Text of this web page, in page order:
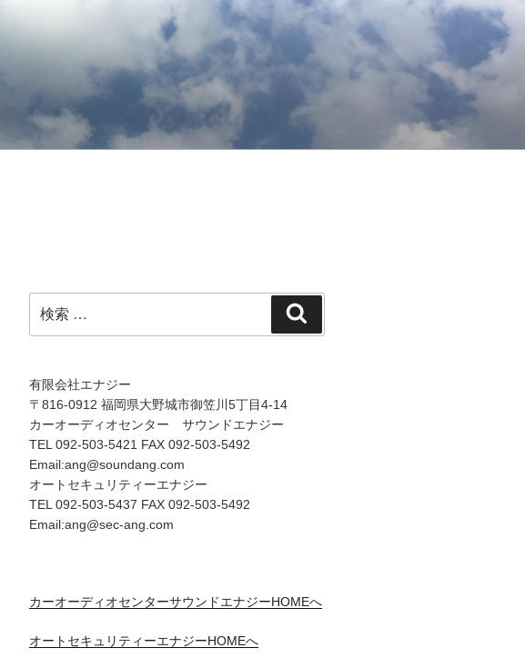
索:
索
有限会社エナジー
〒816-0912 福岡県大野城市御笠川5丁目4-14
カーオーディオセンター サウンドエナジー
TEL 092-503-5421 FAX 092-503-5492
Email:ang@soundang.com
オートセキュリティーエナジー
TEL 092-503-5437 FAX 092-503-5492
Email:ang@sec-ang.com
カーオーディオセンターサウンドエナジーHOMEへ
オートセキュリティーエナジーHOMEへ